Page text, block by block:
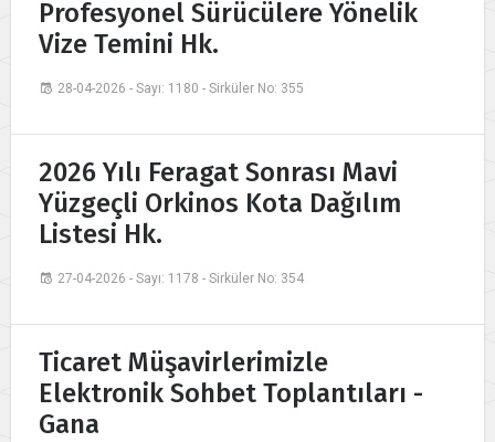
Profesyonel Sürücülere Yönelik
Vize Temini Hk.
28-04-2026 - Sayı: 1180 - Sirküler No: 355
2026 Yılı Feragat Sonrası Mavi
Yüzgeçli Orkinos Kota Dağılım
Listesi Hk.
27-04-2026 - Sayı: 1178 - Sirküler No: 354
Ticaret Müşavirlerimizle
Elektronik Sohbet Toplantıları -
Gana